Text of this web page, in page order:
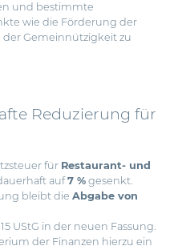
und bestimmte
wie die Förderung der
Gemeinnützigkeit zu
Reduzierung für
für Restaurant- und
auf7 % gesenkt.
bleibt die Abgabe von
UStG in der neuen Fassung.
der Finanzen hierzu ein